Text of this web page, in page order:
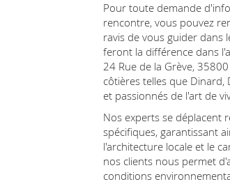
Pour toute demande
rencontre, vous pouvez
ravis de vous guider dans
feront la différence dans
24 Rue de la Grève,
côtières telles que
et passionnés de l'art de
Nos experts se déplacent
spécifiques, garantissant
l'architecture locale et le
nos clients nous permet
conditions